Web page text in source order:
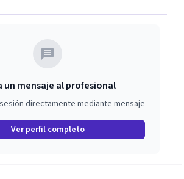
un mensaje al profesional
directamente mediante mensaje
Ver perfil completo